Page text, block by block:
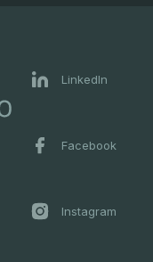
LinkedIn
Facebook
Instagram